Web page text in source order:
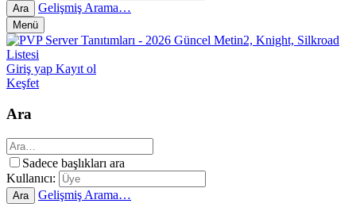
Ara Gelişmiş Arama…
Menü
Giriş yap Kayıt ol
Keşfet
Ara
Sadece başlıkları ara
Kullanıcı:
Ara Gelişmiş Arama…